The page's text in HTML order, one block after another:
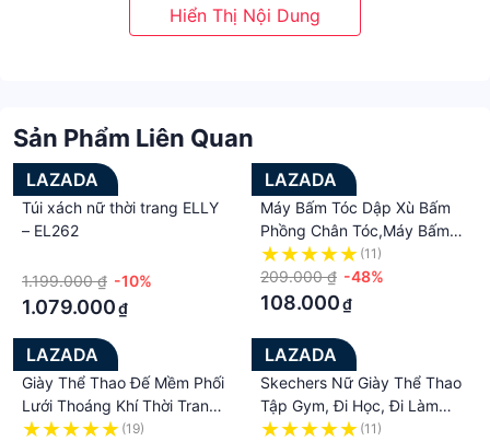
Sản Phẩm Liên Quan
LAZADA
Túi xách nữ thời trang ELLY
– EL262
1.199.000 ₫ -10%
1.079.000₫
LAZADA
Máy Bấm Tóc Dập Xù Bấm
Phồng Chân Tóc,Máy Bấm
Tóc Chuyên Nghiệp KM-
1228 Bản Hot 2023 Không
Lộ Mối Dập ,Tự Tạo Kiểu Tóc
(11)
209.000 ₫ -48%
108.000₫
LAZADA
Giày Thể Thao Đế Mềm Phối
Lưới Thoáng Khí Thời Trang
Cho Bé shoes slipon for kids
(19)
LAZADA
Skechers Nữ Giày Thể Thao
Tập Gym, Đi Học, Đi Làm
Foamies Max Cushioning
(11)